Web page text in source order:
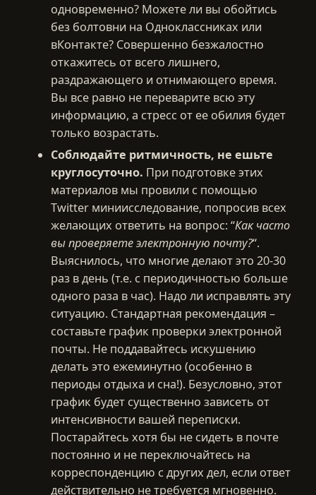
одновременно? Можете ли вы обойтись
без болтовни на Одноклассниках или
вКонтакте? Совершенно безжалостно
откажитесь от всего лишнего,
раздражающего и отнимающего время.
Вы все равно не переварите всю эту
информацию, а стресс от ее обилия будет
только возрастать.
Соблюдайте ритмичность, не ешьте
круглосуточно. При подготовке этих
материалов мы провили с помощью
Twitter миниисследование, попросив всех
желающих ответить на вопрос: “Как часто
вы проверяете электронную почту?“.
Выяснилось, что многие делают это 20-30
раз в день (т.е. с периодичностью больше
одного раза в час). Надо ли исправлять эту
ситуацию. Стандартная рекомендация –
составьте график проверки электронной
почты. Не поддавайтесь искушению
делать это ежеминутно (особенно в
периоды отдыха и сна!). Безусловно, этот
график будет существенно зависеть от
интенсивности вашей переписки.
Постарайтесь хотя бы не сидеть в почте
постоянно и не переключайтесь на
корреспонденцию с других дел, если ответ
действительно не требуется мгновенно.